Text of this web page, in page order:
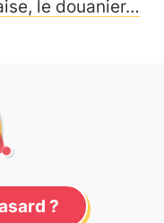
le douanier…
?